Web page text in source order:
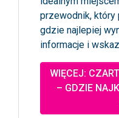
przewodnik, który
gdzie najlepiej
informacje i
WIĘCEJ:
– GDZIE